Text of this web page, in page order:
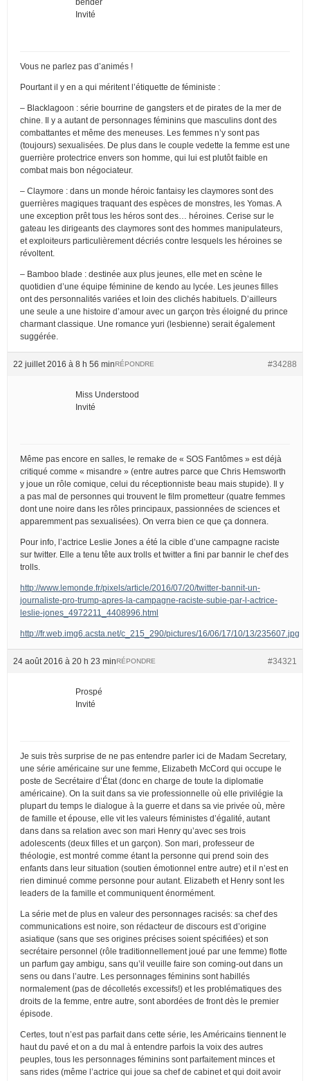
Invité
Vous ne parlez pas d’animés !
Pourtant il y en a qui méritent l’étiquette de féministe :
– Blacklagoon : série bourrine de gangsters et de pirates de la mer de
chine. Il y a autant de personnages féminins que masculins dont des
combattantes et même des meneuses. Les femmes n’y sont pas
(toujours) sexualisées. De plus dans le couple vedette la femme est une
guerrière protectrice envers son homme, qui lui est plutôt faible en
combat mais bon négociateur.
– Claymore : dans un monde héroic fantaisy les claymores sont des
guerrières magiques traquant des espèces de monstres, les Yomas. A
une exception prêt tous les héros sont des… héroines. Cerise sur le
gateau les dirigeants des claymores sont des hommes manipulateurs,
et exploiteurs particulièrement décriés contre lesquels les héroines se
révoltent.
– Bamboo blade : destinée aux plus jeunes, elle met en scène le
quotidien d’une équipe féminine de kendo au lycée. Les jeunes filles
ont des personnalités variées et loin des clichés habituels. D’ailleurs
une seule a une histoire d’amour avec un garçon très éloigné du prince
charmant classique. Une romance yuri (lesbienne) serait également
suggérée.
22 juillet 2016 à 8 h 56 min #34288
RÉPONDRE
Miss Understood
Invité
Même pas encore en salles, le remake de « SOS Fantômes » est déjà
critiqué comme « misandre » (entre autres parce que Chris Hemsworth
y joue un rôle comique, celui du réceptionniste beau mais stupide). Il y
a pas mal de personnes qui trouvent le film prometteur (quatre femmes
dont une noire dans les rôles principaux, passionnées de sciences et
apparemment pas sexualisées). On verra bien ce que ça donnera.
Pour info, l’actrice Leslie Jones a été la cible d’une campagne raciste
sur twitter. Elle a tenu tête aux trolls et twitter a fini par bannir le chef des
trolls.
http://www.lemonde.fr/pixels/article/2016/07/20/twitter-bannit-un-
journaliste-pro-trump-apres-la-campagne-raciste-subie-par-l-actrice-
leslie-jones_4972211_4408996.html
http://fr.web.img6.acsta.net/c_215_290/pictures/16/06/17/10/13/235607.jpg
24 août 2016 à 20 h 23 min #34321
RÉPONDRE
Prospé
Invité
Je suis très surprise de ne pas entendre parler ici de Madam Secretary,
une série américaine sur une femme, Elizabeth McCord qui occupe le
poste de Secrétaire d’État (donc en charge de toute la diplomatie
américaine). On la suit dans sa vie professionnelle où elle privilégie la
plupart du temps le dialogue à la guerre et dans sa vie privée où, mère
de famille et épouse, elle vit les valeurs féministes d’égalité, autant
dans dans sa relation avec son mari Henry qu’avec ses trois
adolescents (deux filles et un garçon). Son mari, professeur de
théologie, est montré comme étant la personne qui prend soin des
enfants dans leur situation (soutien émotionnel entre autre) et il n’est en
rien diminué comme personne pour autant. Elizabeth et Henry sont les
leaders de la famille et communiquent énormément.
La série met de plus en valeur des personnages racisés: sa chef des
communications est noire, son rédacteur de discours est d’origine
asiatique (sans que ses origines précises soient spécifiées) et son
secrétaire personnel (rôle traditionnellement joué par une femme) flotte
un parfum gay ambigu, sans qu’il veuille faire son coming-out dans un
sens ou dans l’autre. Les personnages féminins sont habillés
normalement (pas de décolletés excessifs!) et les problématiques des
droits de la femme, entre autre, sont abordées de front dès le premier
épisode.
Certes, tout n’est pas parfait dans cette série, les Américains tiennent le
haut du pavé et on a du mal à entendre parfois la voix des autres
peuples, tous les personnages féminins sont parfaitement minces et
sans rides (même l’actrice qui joue sa chef de cabinet et qui doit avoir